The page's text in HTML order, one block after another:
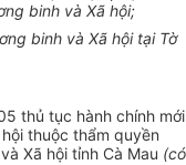
binh và Xã hội;
binh và Xã hội tại Tờ
thủ tục hành chính mới
thuộc thẩm quyền
Xã hội tỉnh Cà Mau (có